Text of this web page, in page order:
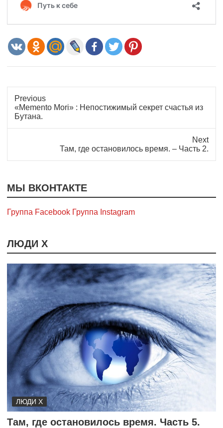
Previous
Previous
post:
«Memento Mori» : Непостижимый секрет счастья из
Бутана.
Next
Там, где остановилось время. – Часть 2.
МЫ ВКОНТАКТЕ
Группа Facebook Группа Instagram
ЛЮДИ Х
ЛЮДИ Х
Там, где остановилось время. Часть 5.